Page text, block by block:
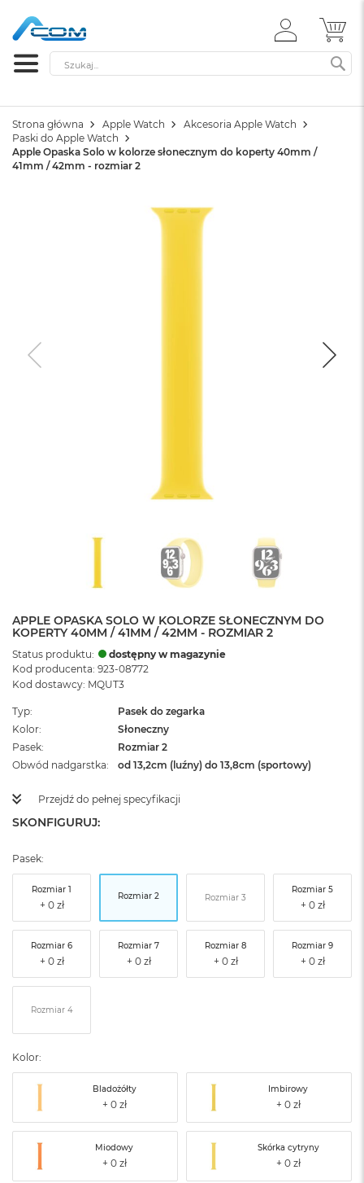
ZALOGUJ
SIĘ
Szukaj
Strona główna Apple Watch
Akcesoria Apple Watch
Paski do Apple Watch
Apple Opaska Solo w kolorze słonecznym do koperty 40mm /
41mm / 42mm - rozmiar 2
APPLE OPASKA SOLO W KOLORZE SŁONECZNYM DO
KOPERTY 40MM / 41MM / 42MM - ROZMIAR 2
Status produktu:
dostępny w magazynie
Kod producenta: 923-08772
Kod dostawcy: MQUT3
Typ
Pasek do zegarka
Kolor
Słoneczny
Pasek
Rozmiar 2
Obwód nadgarstka
od 13,2cm (luźny) do 13,8cm (sportowy)
Przejdź do pełnej specyfikacji
SKONFIGURUJ:
Pasek:
Rozmiar 1
Rozmiar 2 Rozmiar 3
Rozmiar 5
Rozmiar 6 Rozmiar 7 Rozmiar 8 Rozmiar 9
Rozmiar 4
Kolor:
Bladożółty Imbirowy
Miodowy Skórka cytryny